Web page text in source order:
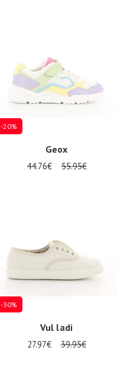
-20%
Geox
44.76€ 55.95€
-30%
Vul ladi
27.97€ 39.95€